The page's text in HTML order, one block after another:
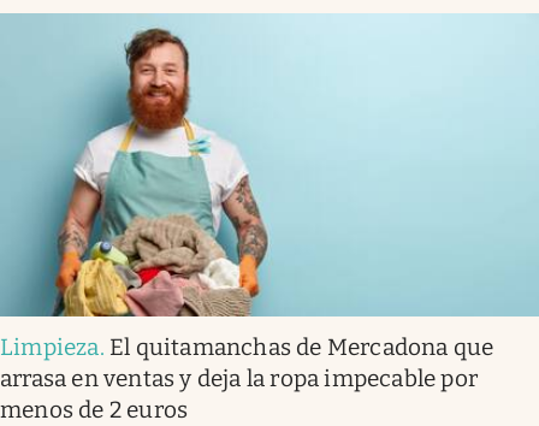
Limpieza. El quitamanchas de Mercadona que
arrasa en ventas y deja la ropa impecable por
menos de 2 euros